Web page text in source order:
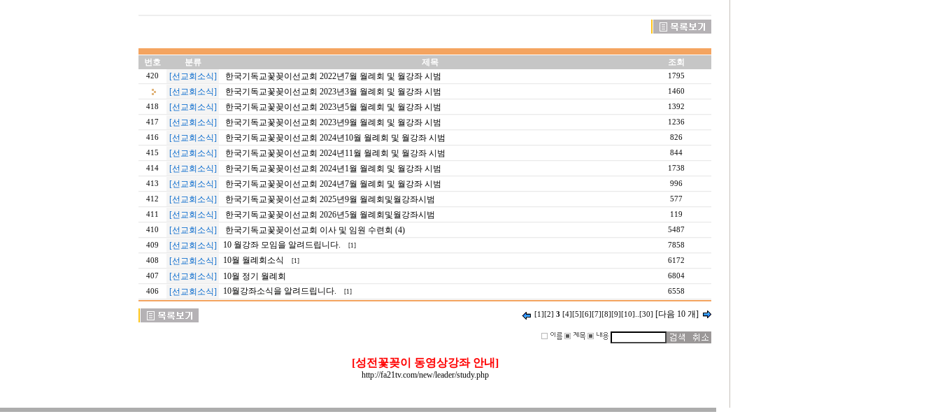
번호 분류 제목 조회
420 [선교회소식] 한국기독교꽃꽂이선교회 2022년7월 월례회 및 월강좌 시범 1795
[선교회소식] 한국기독교꽃꽂이선교회 2023년3월 월례회 및 월강좌 시범
1460
418
[선교회소식] 한국기독교꽃꽂이선교회 2023년5월 월례회 및 월강좌 시범
1392
417
[선교회소식] 한국기독교꽃꽂이선교회 2023년9월 월례회 및 월강좌 시범
1236
416
[선교회소식] 한국기독교꽃꽂이선교회 2024년10월 월례회 및 월강좌 시범
826
415
[선교회소식] 한국기독교꽃꽂이선교회 2024년11월 월례회 및 월강좌 시범
844
414
[선교회소식] 한국기독교꽃꽂이선교회 2024년1월 월례회 및 월강좌 시범
1738
413
[선교회소식] 한국기독교꽃꽂이선교회 2024년7월 월례회 및 월강좌 시범
996
412
[선교회소식] 한국기독교꽃꽂이선교회 2025년9월 월례회및월강좌시범
577
411
[선교회소식] 한국기독교꽃꽂이선교회 2026년5월 월례회및월강좌시범
119
410
[선교회소식] 한국기독교꽃꽂이선교회 이사 및 임원 수련회 (4)
5487
409
[선교회소식] 10 월강좌 모임을 알려드립니다. [1]
7858
408
[선교회소식] 10월 월례회소식 [1]
6172
407
[선교회소식] 10월 정기 월례회
6804
406
[선교회소식] 10월강좌소식을 알려드립니다. [1] 6558
[1] [2] 3 [4] [5] [6] [7] [8] [9] [10] [30] [다음 10 개]
[성전꽃꽂이 동영상강좌 안내]
http://fa21tv.com/new/leader/study.php